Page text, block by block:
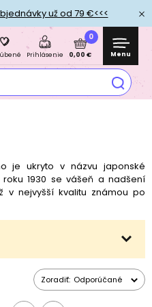
už od 79 €<<<
Prihlásenie
0
0,00 € Menu
je ukryto v názvu japonské
roku 1930 se vášeň a nadšení
v nejvyšší kvalitu známou po
MIYUKI korálky považovány za
to především pro svůj jednotný
korálky jsou velmi žádané
nadšenci po celém světě.
tvarové variace a
Zoradiť: Odporúčané